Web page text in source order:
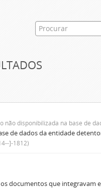
não disponibilizada na base de
de dados da entidade
]-1812)
documentos que integravam